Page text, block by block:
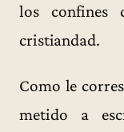
los confines
cristiandad.
Como le
metido a